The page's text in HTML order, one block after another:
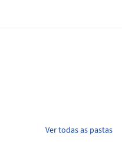
Ver todas as pastas